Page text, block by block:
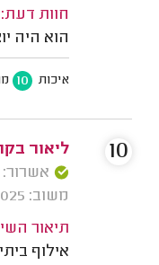
חוות דעת:
הוא היה
איכות 10
ליאור
אשרור: 05/09/2025
משוב: 07/06/2025
תיאור
10